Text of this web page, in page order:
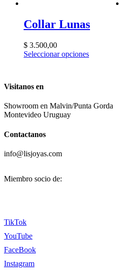
Collar Lunas
$ 3.500,00
Seleccionar opciones
Visitanos en
Showroom en Malvin/Punta Gorda
Montevideo Uruguay
Contactanos
info@lisjoyas.com
Miembro socio de:
TikTok
YouTube
FaceBook
Instagram